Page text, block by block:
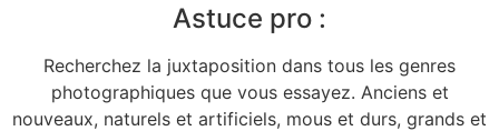
Astuce pro :
Recherchez la juxtaposition dans tous les genres
photographiques que vous essayez. Anciens et
nouveaux, naturels et artificiels, mous et durs, grands et